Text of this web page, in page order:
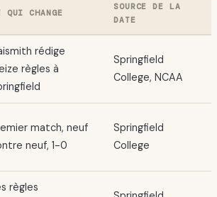
QUI CHANGE
SOURCE DE LA
DATE
rédige
règles à
Springfield
College, NCAA
match, neuf
neuf, 1-0
Springfield
College
règles